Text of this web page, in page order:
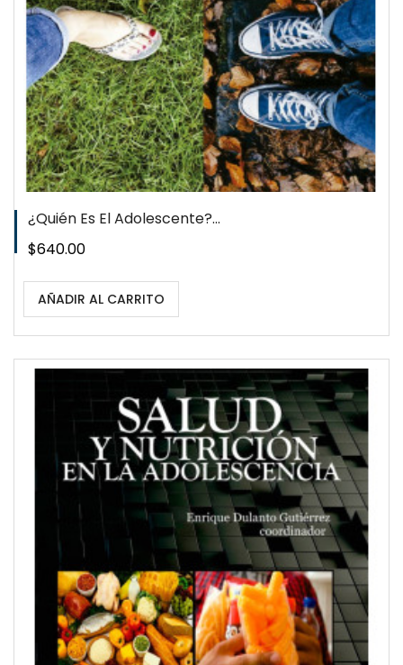
¿Quién Es El Adolescente?...
Precio
$640.00
AÑADIR AL CARRITO